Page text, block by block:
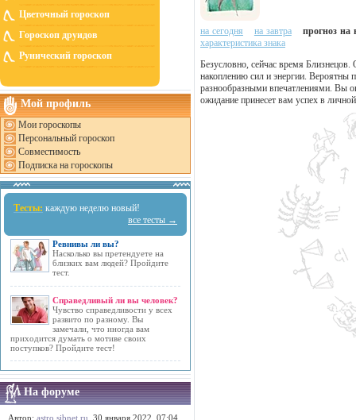
Цветочный гороскоп
Гороскоп друидов
Рунический гороскоп
Мой профиль
Мои гороскопы
Персональный гороскоп
Совместимость
Подписка на гороскопы
Тесты: каждую неделю новый!
все тесты →
Ревнивы ли вы?
Насколько вы претендуете на
близких вам людей? Пройдите
тест.
Справедливый ли вы человек?
Чувство справедливости у всех
развито по разному. Вы
замечали, что иногда вам
приходится думать о мотиве своих
поступков? Пройдите тест!
На форуме
Автор: astro.sibnet.ru , 30 января 2022, 07:04
на сегодня на завтра
прогноз на
характеристика знака
Безусловно, сейчас время Близнецов.
накоплению сил и энергии. Вероятны
разнообразными впечатлениями. Вы
ожидание принесет вам успех в